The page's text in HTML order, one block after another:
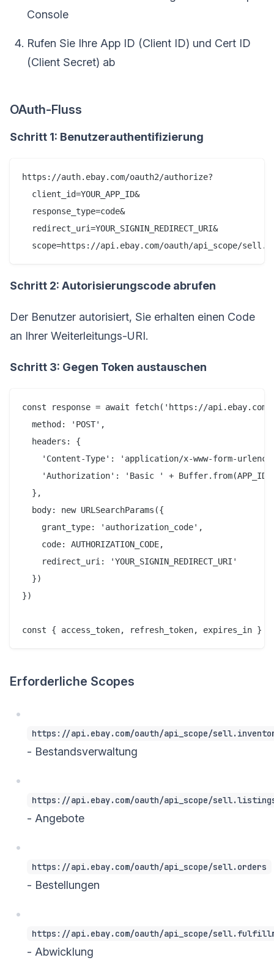
Console
Rufen Sie Ihre App ID (Client ID) und Cert ID
(Client Secret) ab
OAuth-Fluss
Schritt 1: Benutzerauthentifizierung
https://auth.ebay.com/oauth2/authorize?
  client_id=YOUR_APP_ID&
  response_type=code&
  redirect_uri=YOUR_SIGNIN_REDIRECT_URI&
Schritt 2: Autorisierungscode abrufen
Der Benutzer autorisiert, Sie erhalten einen Code
an Ihrer Weiterleitungs-URI.
Schritt 3: Gegen Token austauschen
const response = await fetch('https://
  method: 'POST',
  headers: {
'Content-Type': 'application/x-www-form-
'Authorization': 'Basic ' + Buffer.from(APP_ID
  },
  body: new URLSearchParams({
    grant_type: 'authorization_code',
    code: AUTHORIZATION_CODE,
    redirect_uri: 'YOUR_SIGNIN_REDIRECT_URI'
  })
})
Erforderliche Scopes
https://api.ebay.com/oauth/api_scope/
- Bestandsverwaltung
https://api.ebay.com/oauth/api_scope/
- Angebote
https://api.ebay.com/oauth/api_scope/sell.orders
- Bestellungen
https://api.ebay.com/oauth/api_scope/
- Abwicklung